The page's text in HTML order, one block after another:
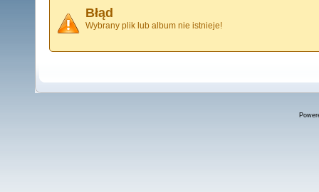
Błąd
Wybrany plik lub album nie istnieje!